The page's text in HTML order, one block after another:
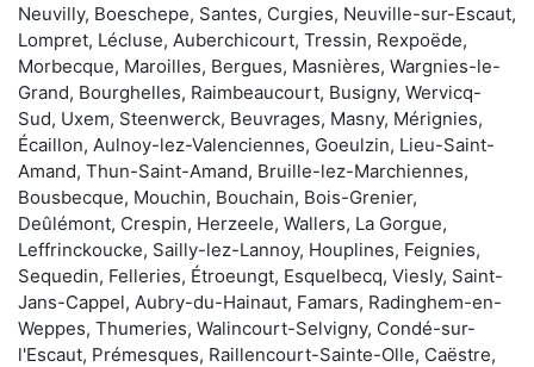
Neuvilly, Boeschepe, Santes, Curgies, Neuville-sur-Escaut,
Lompret, Lécluse, Auberchicourt, Tressin, Rexpoëde,
Morbecque, Maroilles, Bergues, Masnières, Wargnies-le-
Grand, Bourghelles, Raimbeaucourt, Busigny, Wervicq-
Sud, Uxem, Steenwerck, Beuvrages, Masny, Mérignies,
Écaillon, Aulnoy-lez-Valenciennes, Goeulzin, Lieu-Saint-
Amand, Thun-Saint-Amand, Bruille-lez-Marchiennes,
Bousbecque, Mouchin, Bouchain, Bois-Grenier,
Deûlémont, Crespin, Herzeele, Wallers, La Gorgue,
Leffrinckoucke, Sailly-lez-Lannoy, Houplines, Feignies,
Sequedin, Felleries, Étroeungt, Esquelbecq, Viesly, Saint-
Jans-Cappel, Aubry-du-Hainaut, Famars, Radinghem-en-
Weppes, Thumeries, Walincourt-Selvigny, Condé-sur-
l'Escaut, Prémesques, Raillencourt-Sainte-Olle, Caëstre,